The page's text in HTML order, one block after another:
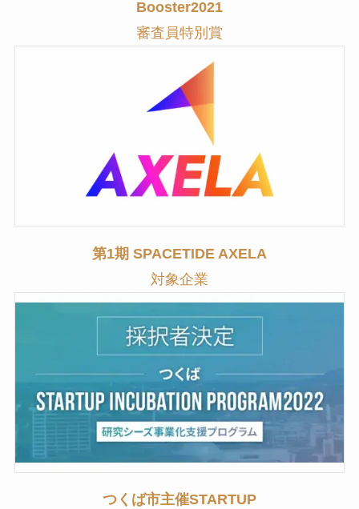
Booster2021
審査員特別賞
第1期 SPACETIDE AXELA
対象企業
つくば市主催STARTUP